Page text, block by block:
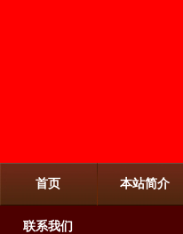
首页 本站简介
联系我们